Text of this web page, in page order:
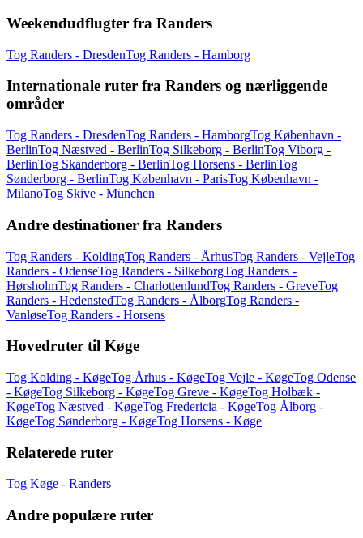
Weekendudflugter fra Randers
Tog Randers - DresdenTog Randers - Hamborg
Internationale ruter fra Randers og nærliggende
områder
Tog Randers - DresdenTog Randers - HamborgTog København -
BerlinTog Næstved - BerlinTog Silkeborg - BerlinTog Viborg -
BerlinTog Skanderborg - BerlinTog Horsens - BerlinTog
Sønderborg - BerlinTog København - ParisTog København -
MilanoTog Skive - München
Andre destinationer fra Randers
Tog Randers - KoldingTog Randers - ÅrhusTog Randers - VejleTog
Randers - OdenseTog Randers - SilkeborgTog Randers -
HørsholmTog Randers - CharlottenlundTog Randers - GreveTog
Randers - HedenstedTog Randers - ÅlborgTog Randers -
VanløseTog Randers - Horsens
Hovedruter til Køge
Tog Kolding - KøgeTog Århus - KøgeTog Vejle - KøgeTog Odense
- KøgeTog Silkeborg - KøgeTog Greve - KøgeTog Holbæk -
KøgeTog Næstved - KøgeTog Fredericia - KøgeTog Ålborg -
KøgeTog Sønderborg - KøgeTog Horsens - Køge
Relaterede ruter
Tog Køge - Randers
Andre populære ruter